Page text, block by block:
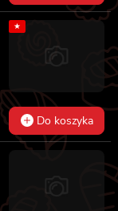
★
Do koszyka